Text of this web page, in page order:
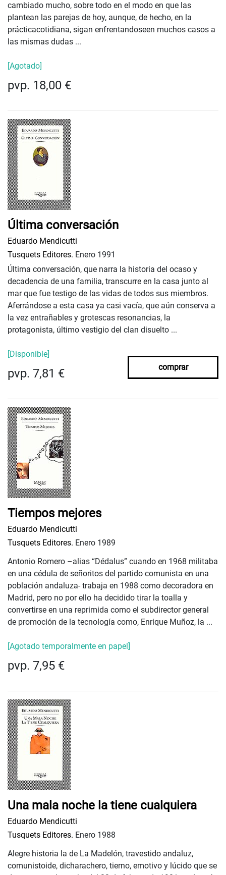
cambiado mucho, sobre todo en el modo en que las
plantean las parejas de hoy, aunque, de hecho, en la
prácticacotidiana, sigan enfrentandoseen muchos casos a
las mismas dudas ...
[Agotado]
pvp. 18,00 €
Última conversación
Eduardo Mendicutti
Tusquets Editores. Enero 1991
Última conversación, que narra la historia del ocaso y
decadencia de una familia, transcurre en la casa junto al
mar que fue testigo de las vidas de todos sus miembros.
Aferrándose a esta casa ya casi vacía, que aún conserva a
la vez entrañables y grotescas resonancias, la
protagonista, último vestigio del clan disuelto ...
[Disponible]
pvp. 7,81 € comprar
Tiempos mejores
Eduardo Mendicutti
Tusquets Editores. Enero 1989
Antonio Romero –alias “Dédalus” cuando en 1968 militaba
en una cédula de señoritos del partido comunista en una
población andaluza- trabaja en 1988 como decoradora en
Madrid, pero no por ello ha decidido tirar la toalla y
convertirse en una reprimida como el subdirector general
de promoción de la tecnología como, Enrique Muñoz, la ...
[Agotado temporalmente en papel]
pvp. 7,95 €
Una mala noche la tiene cualquiera
Eduardo Mendicutti
Tusquets Editores. Enero 1988
Alegre historia la de La Madelón, travestido andaluz,
comunistoide, dicharachero, tierno, emotivo y lúcido que se